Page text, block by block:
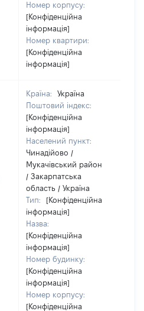
Номер корпусу:
[Конфіденційна
інформація]
Номер квартири:
[Конфіденційна
інформація]
Країна:
Україна
Поштовий індекс:
[Конфіденційна
інформація]
Населений пункт:
Чинадійово /
Мукачівський район
/ Закарпатська
область / Україна
Тип:
[Конфіденційна
інформація]
Назва:
[Конфіденційна
інформація]
Номер будинку:
[Конфіденційна
інформація]
Номер корпусу:
[Конфіденційна